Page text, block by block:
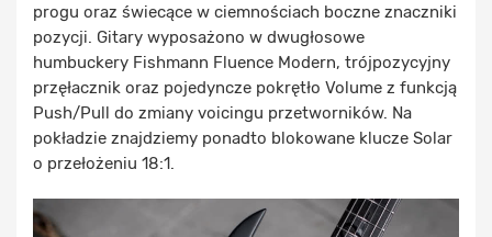
progu oraz świecące w ciemnościach boczne znaczniki
pozycji. Gitary wyposażono w dwugłosowe
humbuckery Fishmann Fluence Modern, trójpozycyjny
przęłacznik oraz pojedyncze pokrętło Volume z funkcją
Push/Pull do zmiany voicingu przetworników. Na
pokładzie znajdziemy ponadto blokowane klucze Solar
o przełożeniu 18:1.